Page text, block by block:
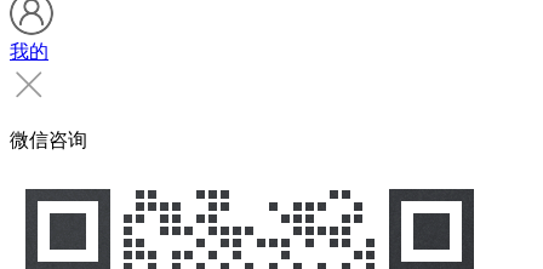
我的
微信咨询